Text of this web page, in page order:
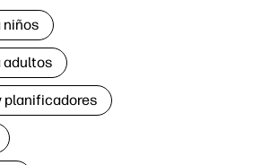
niños
adultos
planificadores